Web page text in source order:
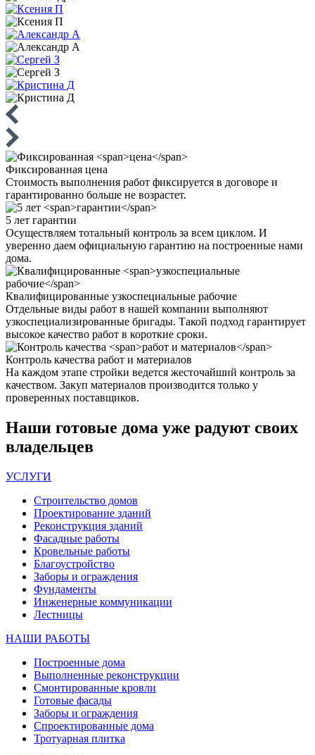
Фиксированная цена
Стоимость выполнения работ фиксируется в договоре и
гарантированно больше не возрастет.
5 лет гарантии
Осуществляем тотальный контроль за всем циклом. И
уверенно даем официальную гарантию на построенные нами
дома.
Квалифицированные узкоспециальные рабочие
Отдельные виды работ в нашей компании выполняют
узкоспециализированные бригады. Такой подход гарантирует
высокое качество работ в короткие сроки.
Контроль качества работ и материалов
На каждом этапе стройки ведется жесточайший контроль за
качеством. Закуп материалов производится только у
проверенных поставщиков.
Наши готовые дома уже радуют своих
владельцев
УСЛУГИ
Строительство домов
Проектирование зданий
Реконструкция зданий
Фасадные работы
Кровельные работы
Благоустройство
Заборы и ограждения
Фундаменты
Инженерные коммуникации
Лестницы
НАШИ РАБОТЫ
Построенные дома
Выполненные реконструкции
Смонтированные кровли
Готовые фасады
Заборы и ограждения
Спроектированные дома
Тротуарная плитка